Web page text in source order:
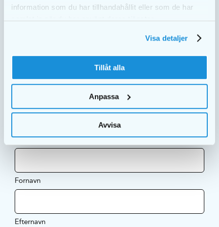
information som du har tillhandahållit eller som de har
samlat in när du har använt deras tjänster.
Visa detaljer
Tillåt alla
Anpassa
Avvisa
SPROG
DA
ABONNER PÅ VORES NYHEDSBREV
Fornavn
Efternavn